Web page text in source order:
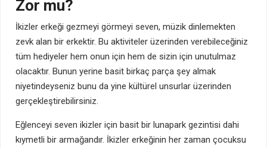
Zor mu?
İkizler erkeği gezmeyi görmeyi seven, müzik dinlemekten
zevk alan bir erkektir. Bu aktiviteler üzerinden verebileceğiniz
tüm hediyeler hem onun için hem de sizin için unutulmaz
olacaktır. Bunun yerine basit birkaç parça şey almak
niyetindeyseniz bunu da yine kültürel unsurlar üzerinden
gerçekleştirebilirsiniz.
Eğlenceyi seven ikizler için basit bir lunapark gezintisi dahi
kıymetli bir armağandır. İkizler erkeğinin her zaman çocuksu